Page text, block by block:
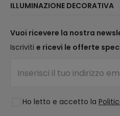
Metodi di spedizione
Sei un Professionista?
Domande frequenti
I migliori brand
Illuminazione per aziende
ILLUMINAZIONE DECORATIVA
Tendenze
I migliori brand
Spazi
Collezioni
Vuoi ricevere la nostra
Iscriviti e ricevi le offerte
Ho letto e accetto la